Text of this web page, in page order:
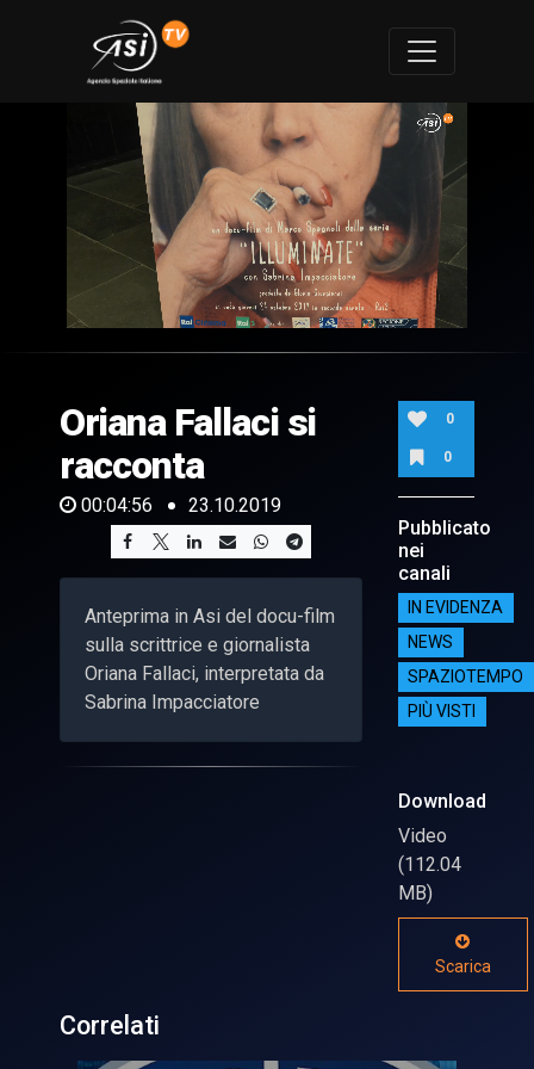
of
56
seconds
Oriana Fallaci si
racconta
00:04:56 23.10.2019
Anteprima in Asi del docu-film
sulla scrittrice e giornalista
Oriana Fallaci, interpretata da
Sabrina Impacciatore
0
0
Pubblicato
nei
canali
IN EVIDENZA
NEWS
SPAZIOTEMPO
PIÙ VISTI
Download
Video
(112.04
MB)
Scarica
Correlati